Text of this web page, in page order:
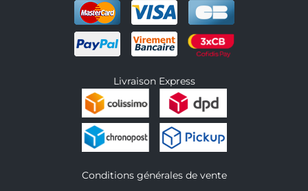
Livraison Express
Conditions générales de vente